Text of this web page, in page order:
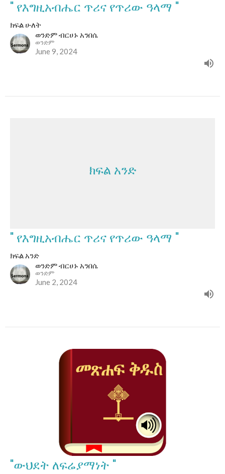
" የእግዚአብሔር ጥሪና የጥሪው ዓላማ "
ክፍል ሁለት
ወንድም ብርሀኑ አንበሴ
ወንድም
June 9, 2024
ክፍል አንድ
" የእግዚአብሔር ጥሪና የጥሪው ዓላማ "
ክፍል አንድ
ወንድም ብርሀኑ አንበሴ
ወንድም
June 2, 2024
"ውህደት ለፍሬያማነት "